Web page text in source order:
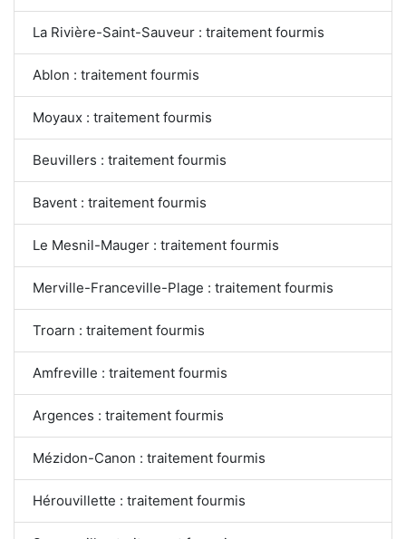
La Rivière-Saint-Sauveur : traitement fourmis
Ablon : traitement fourmis
Moyaux : traitement fourmis
Beuvillers : traitement fourmis
Bavent : traitement fourmis
Le Mesnil-Mauger : traitement fourmis
Merville-Franceville-Plage : traitement fourmis
Troarn : traitement fourmis
Amfreville : traitement fourmis
Argences : traitement fourmis
Mézidon-Canon : traitement fourmis
Hérouvillette : traitement fourmis